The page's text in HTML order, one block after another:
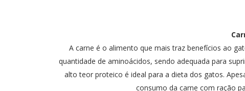
A carne é o alimento que mais traz benefícios ao
quantidade de aminoácidos, sendo adequada para
alto teor proteico é ideal para a dieta dos gatos.
consumo da carne com ração